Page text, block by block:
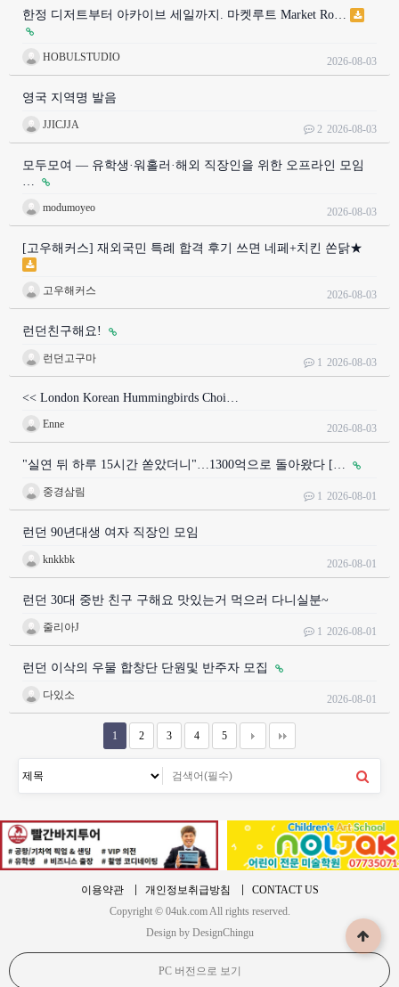
한정 디저트부터 아카이브 세일까지. 마켓루트 Market Ro…
HOBULSTUDIO 2026-08-03
영국 지역명 발음
JJICJJA 2 2026-08-03
모두모여 — 유학생·워홀러·해외 직장인을 위한 오프라인 모임
modumoyeo 2026-08-03
[고우해커스] 재외국민 특례 합격 후기 쓰면 네페+치킨 쏜닭★
고우해커스 2026-08-03
런던친구해요!
런던고구마 1 2026-08-03
<< London Korean Hummingbirds Choi…
Enne 2026-08-03
"실연 뒤 하루 15시간 쏟았더니"…1300억으로 돌아왔다 […
중경삼림 1 2026-08-01
런던 90년대생 여자 직장인 모임
knkkbk 2026-08-01
런던 30대 중반 친구 구해요 맛있는거 먹으러 다니실분~
줄리아J 1 2026-08-01
런던 이삭의 우물 합창단 단원및 반주자 모집
다있소 2026-08-01
1 2 3 4 5
이용약관 개인정보취급방침
CONTACT US
Copyright © 04uk.com All rights reserved.
Design by DesignChingu
PC 버전으로 보기